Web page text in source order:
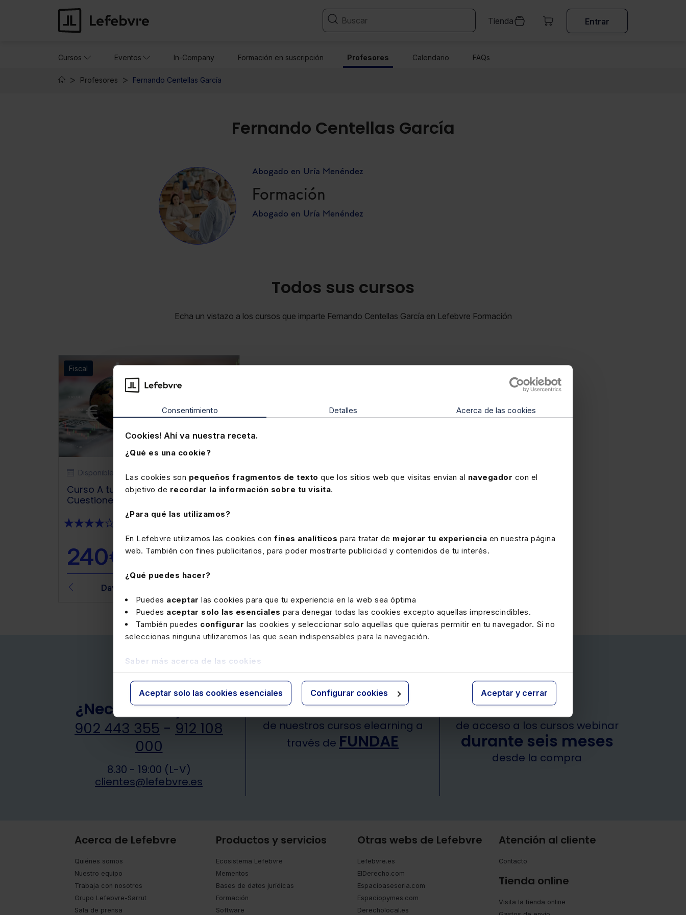
Consentimiento Detalles Acerca de las cookies
Cookies! Ahí va nuestra receta.
¿Qué es una cookie?
Las cookies son pequeños fragmentos de texto que los sitios web que visitas envían al navegador con el
objetivo de recordar la información sobre tu visita.
¿Para qué las utilizamos?
En Lefebvre utilizamos las cookies con fines analíticos para tratar de mejorar tu experiencia en nuestra página
web. También con fines publicitarios, para poder mostrarte publicidad y contenidos de tu interés.
¿Qué puedes hacer?
Puedes aceptar las cookies para que tu experiencia en la web sea óptima
Puedes aceptar solo las esenciales para denegar todas las cookies excepto aquellas imprescindibles.
También puedes configurar las cookies y seleccionar solo aquellas que quieras permitir en tu navegador. Si no
seleccionas ninguna utilizaremos las que sean indispensables para la navegación.
Saber más acerca de las cookies
Aceptar solo las cookies esenciales Configurar cookies Aceptar y cerrar
Tienda Entrar
Cursos Eventos In-Company Formación en suscripción Profesores Calendario FAQs
Profesores Fernando Centellas García
Fernando Centellas García
Abogado en Uría Menéndez
Formación
Abogado en Uría Menéndez
Todos sus cursos
Echa un vistazo a los cursos que imparte Fernando Centellas García en Lefebvre Formación
Fiscal
Disponible A tu aire
Curso A tu aire Liquidación del IRNR.
Cuestiones complejas
★★★★★
240€
David Vilches de Santos
¿Necesitas ayuda?
902 443 355 - 912 108
000
8.30 - 19:00 (L-V)
clientes@lefebvre.es
Bonificación del 90%
de nuestros cursos elearning a
través de FUNDAE
Garantía
de acceso a los cursos webinar
durante seis meses
desde la compra
Acerca de Lefebvre
Quiénes somos
Nuestro equipo
Trabaja con nosotros
Grupo Lefebvre-Sarrut
Sala de prensa
Productos y servicios
Ecosistema Lefebvre
Mementos
Bases de datos jurídicas
Formación
Software
Otras webs de Lefebvre
Lefebvre.es
ElDerecho.com
Espacioasesoria.com
Espaciopymes.com
Derecholocal.es
Atención al cliente
Contacto
Tienda online
Visita la tienda online